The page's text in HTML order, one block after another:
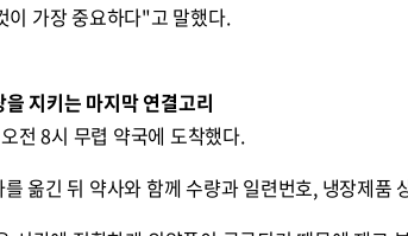
이 가장 중요하다"고 말했다.
지키는 마지막 연결고리
전 8시 무렵 약국에 도착했다.
옮긴 뒤 약사와 함께 수량과 일련번호, 냉장제품